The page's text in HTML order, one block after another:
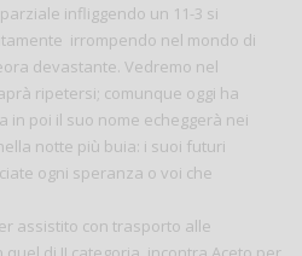
infliggendo un 11-3 si
irrompendo nel mondo di
devastante. Vedremo nel
ripetersi; comunque oggi ha
in poi il suo nome echeggerà nei
notte più buia: i suoi futuri
ogni speranza o voi che
assistito con trasporto alle